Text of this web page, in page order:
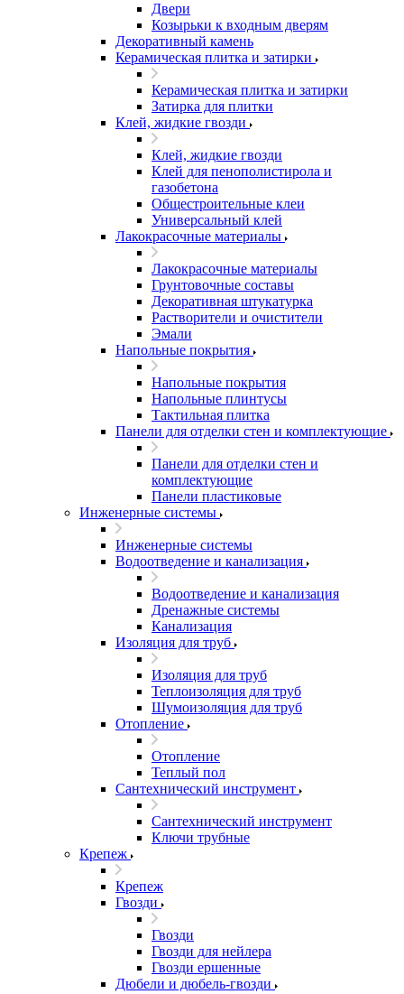
Двери
Козырьки к входным дверям
Декоративный камень
Керамическая плитка и затирки
Керамическая плитка и затирки
Затирка для плитки
Клей, жидкие гвозди
Клей, жидкие гвозди
Клей для пенополистирола и
газобетона
Общестроительные клеи
Универсальный клей
Лакокрасочные материалы
Лакокрасочные материалы
Грунтовочные составы
Декоративная штукатурка
Растворители и очистители
Эмали
Напольные покрытия
Напольные покрытия
Напольные плинтусы
Тактильная плитка
Панели для отделки стен и комплектующие
Панели для отделки стен и
комплектующие
Панели пластиковые
Инженерные системы
Инженерные системы
Водоотведение и канализация
Водоотведение и канализация
Дренажные системы
Канализация
Изоляция для труб
Изоляция для труб
Теплоизоляция для труб
Шумоизоляция для труб
Отопление
Отопление
Теплый пол
Сантехнический инструмент
Сантехнический инструмент
Ключи трубные
Крепеж
Крепеж
Гвозди
Гвозди
Гвозди для нейлера
Гвозди ершенные
Дюбели и дюбель-гвозди